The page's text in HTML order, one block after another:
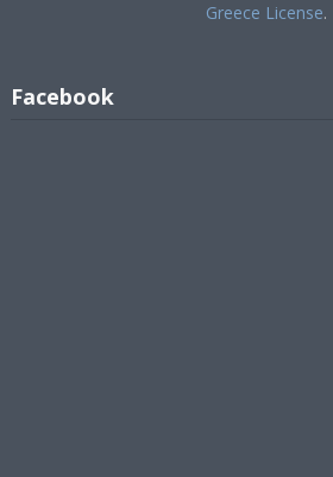
Greece License.
Facebook